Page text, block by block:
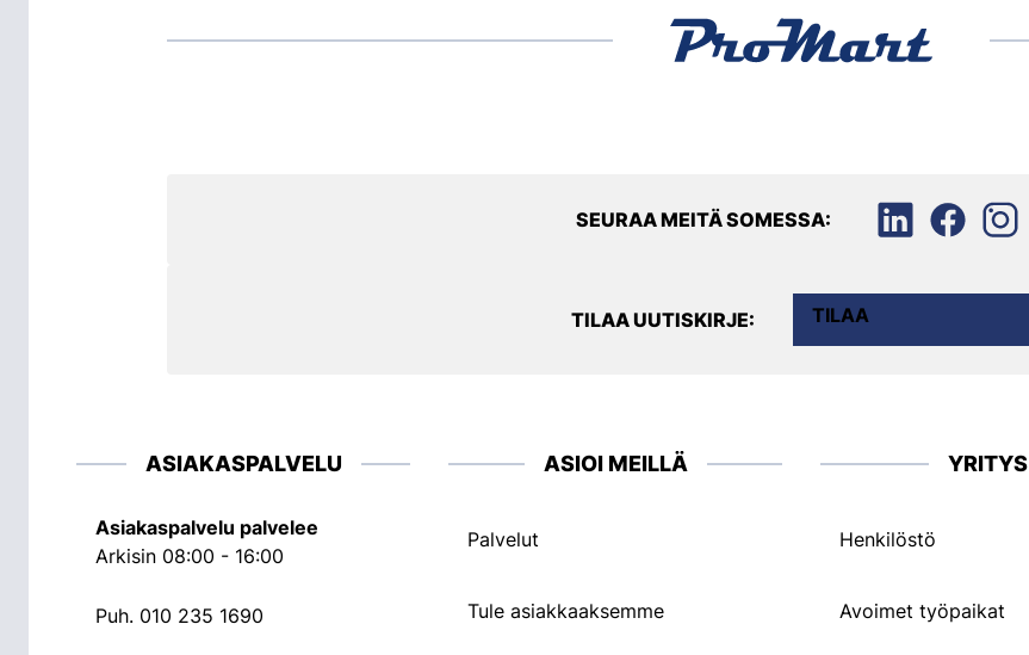
SEURAA MEITÄ SOMESSA:
TILAA UUTISKIRJE: TILAA
ASIAKASPALVELU
Asiakaspalvelu palvelee
Arkisin 08:00 - 16:00
Puh. 010 235 1690
ASIOI MEILLÄ
Palvelut
Tule asiakkaaksemme
YRITYS
Henkilöstö
Avoimet työpaikat